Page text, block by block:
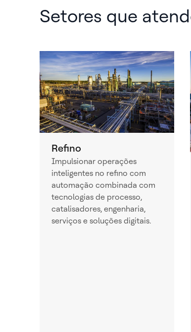
Setores que
Refino
Impulsionar operações
inteligentes no refino com
automação combinada com
tecnologias de processo,
catalisadores, engenharia,
serviços e soluções digitais.